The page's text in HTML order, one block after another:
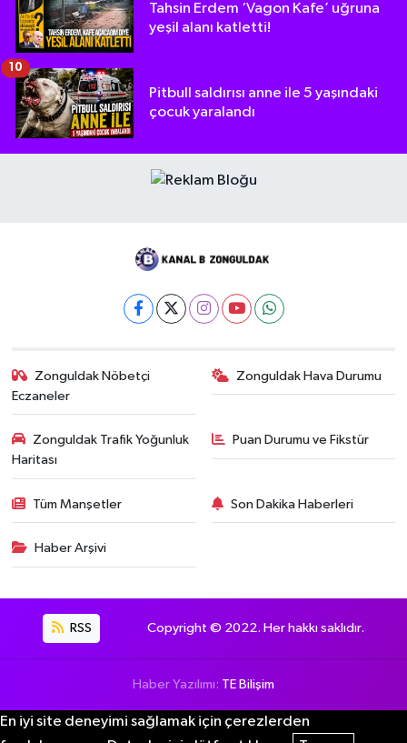
Tahsin Erdem ‘Vagon Kafe’ uğruna
yeşil alanı katletti!
Pitbull saldırısı anne ile 5 yaşındaki
çocuk yaralandı
10
Zonguldak Nöbetçi
Eczaneler
Zonguldak Hava Durumu
Zonguldak Trafik Yoğunluk
Haritası
Puan Durumu ve Fikstür
Tüm Manşetler Son Dakika Haberleri
Haber Arşivi
RSS Copyright © 2022. Her hakkı saklıdır.
Haber Yazılımı: TE Bilişim
En iyi site deneyimi sağlamak için çerezlerden